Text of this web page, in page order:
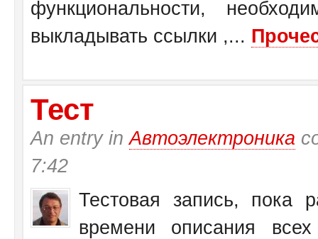
функциональности,
выкладывать ссылки ,...
Тест
An entry inАвтоэлектроника
7:42
Тестовая запись, пока
времени описания